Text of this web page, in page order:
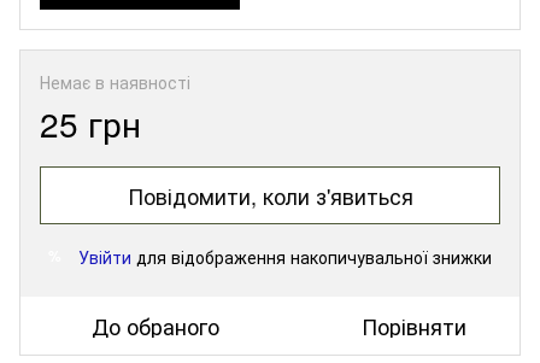
Немає в наявності
25 грн
Повідомити, коли з'явиться
Увійти для відображення накопичувальної знижки
До обраного Порівняти